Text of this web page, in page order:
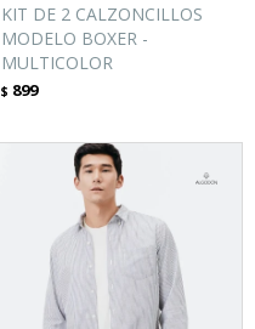
KIT DE 2 CALZONCILLOS
MODELO BOXER -
MULTICOLOR
$ 899